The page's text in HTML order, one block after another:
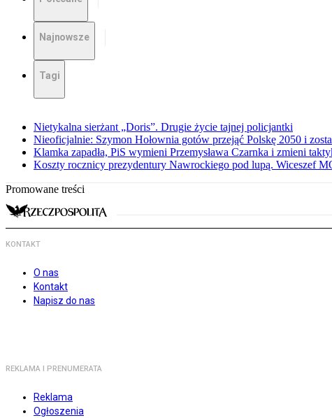
Najnowsze
Tagi
Nietykalna sierżant „Doris”. Drugie życie tajnej policjantki
Nieoficjalnie: Szymon Hołownia gotów przejąć Polskę 2050 i
Klamka zapadła, PiS wymieni Przemysława Czarnka i zmieni
Koszty rocznicy prezydentury Nawrockiego pod lupą. Wiceszef
Promowane treści
KONTAKT
O nas
Kontakt
Napisz do nas
REKLAMA I PRENUMERATA
Reklama
Ogłoszenia